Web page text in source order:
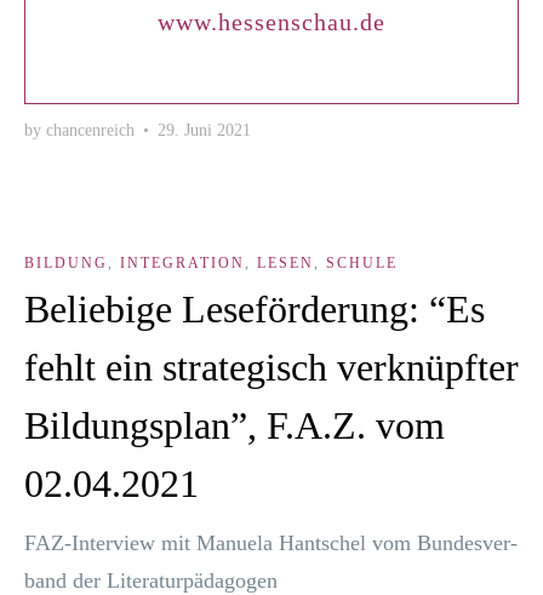
www.hessenschau.de
by chancenreich • 29. Juni 2021
BILDUNG , INTEGRATION, LESEN, SCHULE
Beliebige Leseförderung: “Es
fehlt ein strategisch verknüpfter
Bildungsplan”, F.A.Z. vom
02.04.2021
FAZ-Inter­­view mit Manue­la Hant­schel vom Bun­des­ver­
band der Literaturpädagogen